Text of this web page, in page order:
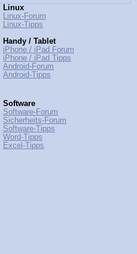
Linux
Linux-Forum
Linux-Tipps
Handy / Tablet
iPhone / iPad Forum
iPhone / iPad Tipps
Android-Forum
Android-Tipps
Software
Software-Forum
Sicherheits-Forum
Software-Tipps
Word-Tipps
Excel-Tipps